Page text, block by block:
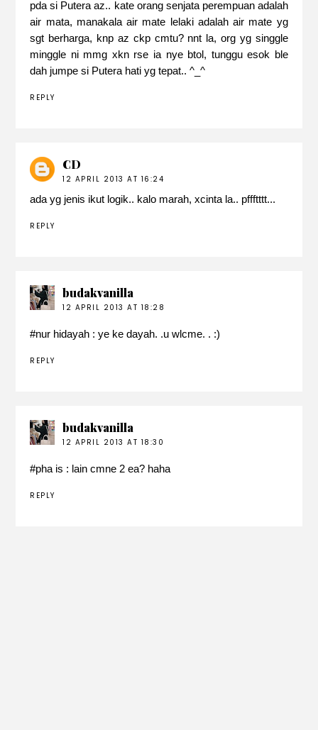
pda si Putera az.. kate orang senjata perempuan adalah
air mata, manakala air mate lelaki adalah air mate yg
sgt berharga, knp az ckp cmtu? nnt la, org yg singgle
minggle ni mmg xkn rse ia nye btol, tunggu esok ble
dah jumpe si Putera hati yg tepat.. ^_^
REPLY
CD
12 APRIL 2013 AT 16:24
ada yg jenis ikut logik.. kalo marah, xcinta la.. pffftttt...
REPLY
budakvanilla
12 APRIL 2013 AT 18:28
#nur hidayah : ye ke dayah. .u wlcme. . :)
REPLY
budakvanilla
12 APRIL 2013 AT 18:30
#pha is : lain cmne 2 ea? haha
REPLY